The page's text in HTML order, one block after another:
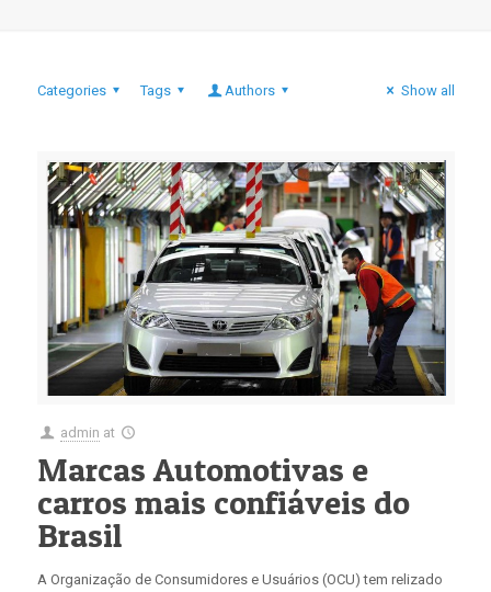
Categories Tags Authors Show all
admin at
Marcas Automotivas e
carros mais confiáveis do
Brasil
A Organização de Consumidores e Usuários (OCU) tem relizado